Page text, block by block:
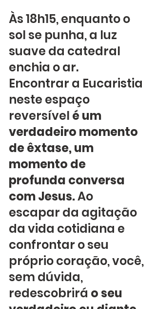
Às 18h15, enquanto o
sol se punha, a luz
suave da catedral
enchia o ar.
Encontrar a Eucaristia
neste espaço
reversível é um
verdadeiro momento
de êxtase, um
momento de
profunda conversa
com Jesus. Ao
escapar da agitação
da vida cotidiana e
confrontar o seu
próprio coração, você,
sem dúvida,
redescobrirá o seu